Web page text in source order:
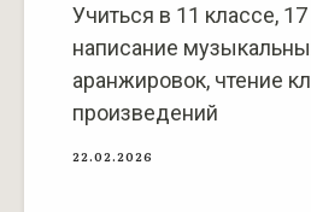
Учиться в 11 классе, 17
написание
аранжировок, чтение
произведений
22.02.2026